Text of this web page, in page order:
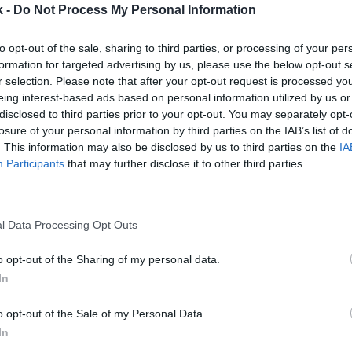
- Do Not Process My Personal Information
opt-out of the sale, sharing to third parties, or processing of your
for targeted advertising by us, please use the below opt-out
selection. Please note that after your opt-out request is processed
interest-based ads based on personal information utilized by us
to third parties prior to your opt-out. You may separately
of your personal information by third parties on the IAB’s list of
This information may also be disclosed by us to third parties on the
Participants that may further disclose it to other third parties.
Data Processing Opt Outs
opt-out of the Sharing of my personal data.
opt-out of the Sale of my Personal Data.
junta de apelación independiente ha ratificado
entre ellos la facultad de la comisión para
así como la cuantía de la sanción.
de las normas de la Premier League se hizo
principal, el Leicester
superó en 20,8 millones
el
umbral de pérdidas aceptadas
por la liga
tres años(2022-2024).
tribunal también ha desestimado una impugnación
tardía de sus cuentas anuales. La Premier había
lo que supone también un incumplimiento de las
de la sanción, el Leicester City cae a la zona de
que